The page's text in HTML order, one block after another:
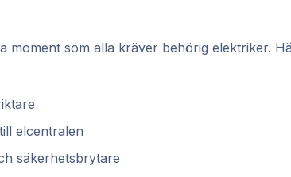
som alla kräver behörig elektriker.
elcentralen
säkerhetsbrytare